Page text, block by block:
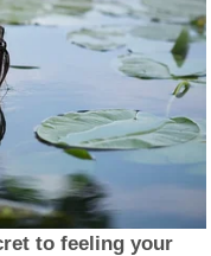
to feeling your